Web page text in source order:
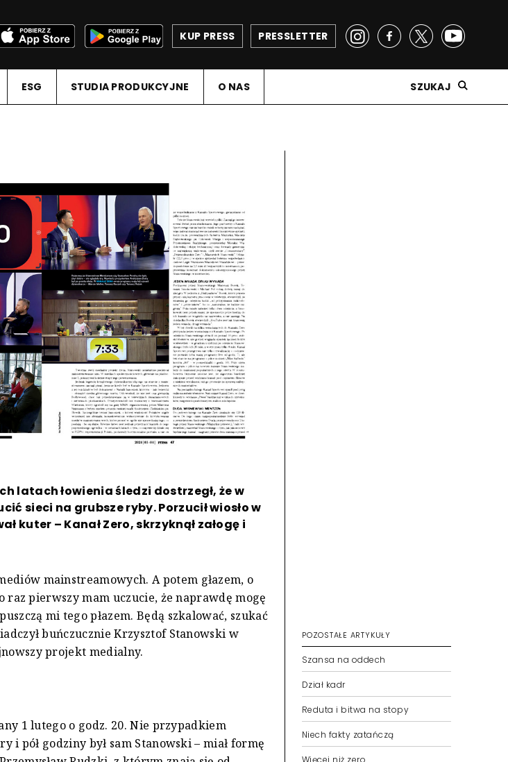
PRESSLETTER
KUP PRESS
ESG STUDIA PRODUKCYJNE O NAS SZUKAJ
latach łowienia śledzi dostrzegł, że w
sieci na grubsze ryby. Porzucił wiosło w
kuter – Kanał Zero, skrzyknął załogę i
mainstreamowych. A potem głazem, o
raz pierwszy mam uczucie, że naprawdę mogę
mi tego płazem. Będą szkalować, szukać
buńczucznie Krzysztof Stanowski w
projekt medialny.
1 lutego o godz. 20. Nie przypadkiem
i pół godziny był sam Stanowski – miał formę
POZOSTAŁE ARTYKUŁY
Szansa na oddech
Dział kadr
Reduta i bitwa na stopy
Niech fakty zatańczą
Więcej niż zero